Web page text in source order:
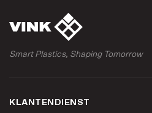
Smart Plastics, Shaping Tomorrow
KLANTENDIENST